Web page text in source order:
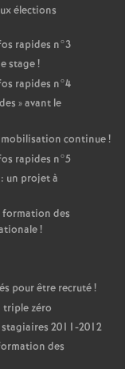
élections
rapides n°3
stage!
rapides n°4
» avant le
mobilisation continue!
rapides n°5
un projet à
formation des
!
pour être recruté!
triple zéro
2011-2012
des